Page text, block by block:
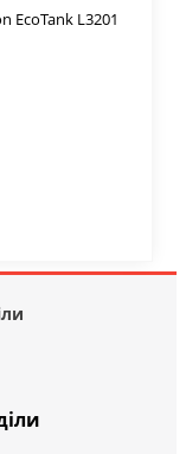
EcoTank L3201